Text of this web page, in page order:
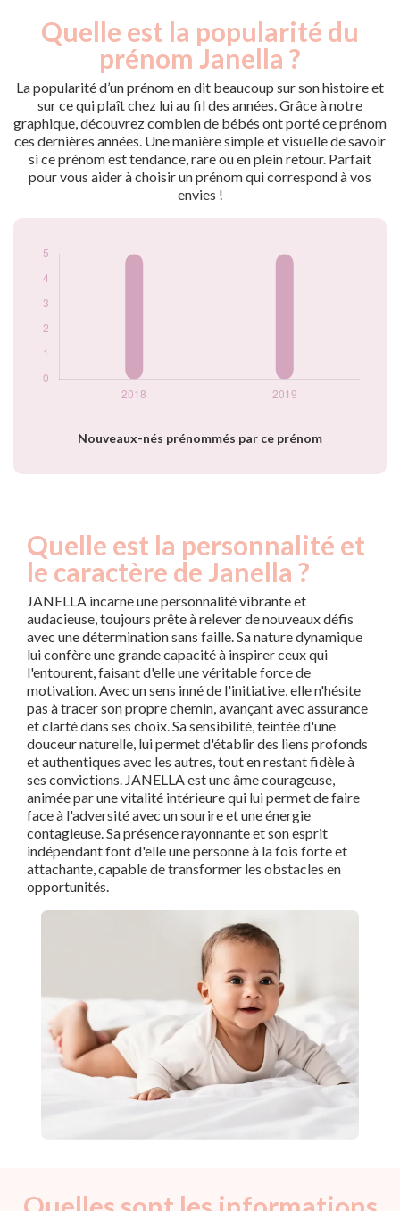
Quelle est la popularité du
prénom Janella ?
La popularité d’un prénom en dit beaucoup sur son histoire et
sur ce qui plaît chez lui au fil des années. Grâce à notre
graphique, découvrez combien de bébés ont porté ce prénom
ces dernières années. Une manière simple et visuelle de savoir
si ce prénom est tendance, rare ou en plein retour. Parfait
pour vous aider à choisir un prénom qui correspond à vos
envies !
Nouveaux-nés prénommés par ce prénom
Popularité du
prénom Janella par
année
Année
Nouveaux-
nés
2019
5
Quelle est la personnalité et
le caractère de Janella ?
JANELLA incarne une personnalité vibrante et
audacieuse, toujours prête à relever de nouveaux défis
avec une détermination sans faille. Sa nature dynamique
lui confère une grande capacité à inspirer ceux qui
l'entourent, faisant d'elle une véritable force de
motivation. Avec un sens inné de l'initiative, elle n'hésite
pas à tracer son propre chemin, avançant avec assurance
et clarté dans ses choix. Sa sensibilité, teintée d'une
douceur naturelle, lui permet d'établir des liens profonds
et authentiques avec les autres, tout en restant fidèle à
ses convictions. JANELLA est une âme courageuse,
animée par une vitalité intérieure qui lui permet de faire
face à l'adversité avec un sourire et une énergie
contagieuse. Sa présence rayonnante et son esprit
indépendant font d'elle une personne à la fois forte et
attachante, capable de transformer les obstacles en
opportunités.